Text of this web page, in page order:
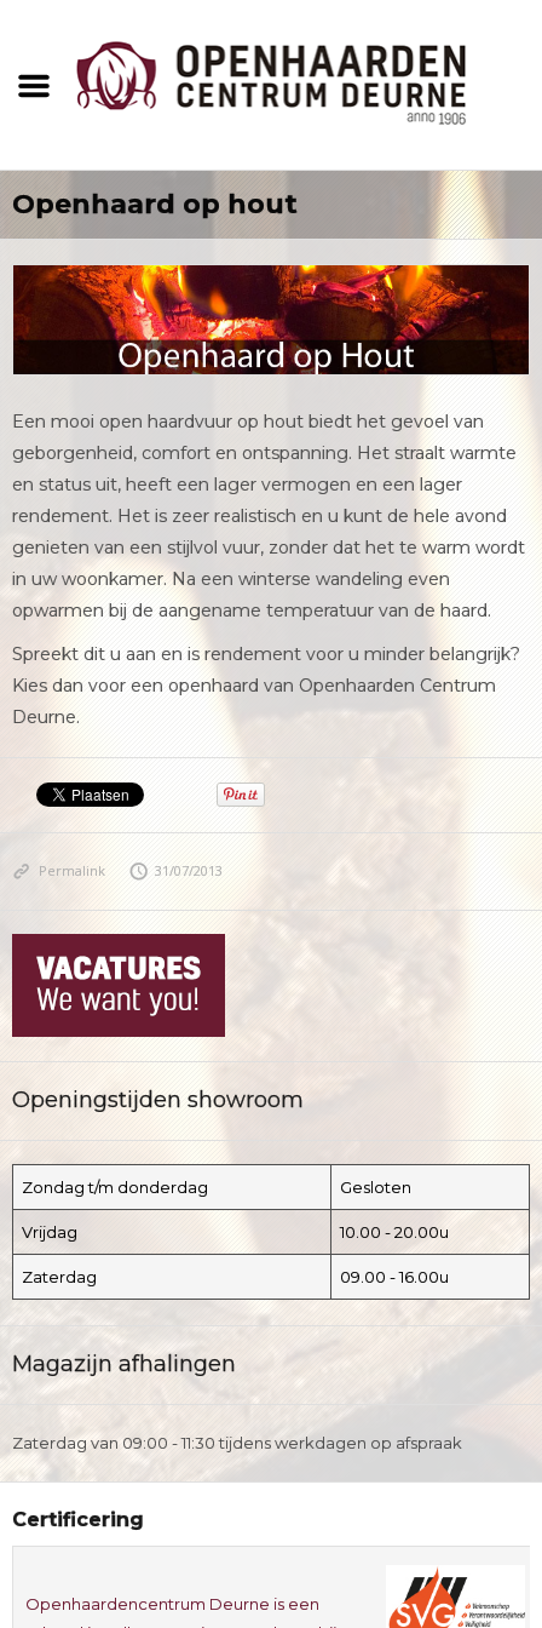
Openhaard op hout
Een mooi open haardvuur op hout biedt het gevoel van
geborgenheid, comfort en ontspanning. Het straalt warmte
en status uit, heeft een lager vermogen en een lager
rendement. Het is zeer realistisch en u kunt de hele avond
genieten van een stijlvol vuur, zonder dat het te warm wordt
in uw woonkamer. Na een winterse wandeling even
opwarmen bij de aangename temperatuur van de haard.
Spreekt dit u aan en is rendement voor u minder belangrijk?
Kies dan voor een openhaard van Openhaarden Centrum
Deurne.
Permalink 31/07/2013
Openingstijden showroom
Zondag t/m donderdag Gesloten
Vrijdag 10.00 - 20.00u
Zaterdag 09.00 - 16.00u
Magazijn afhalingen
Zaterdag van 09:00 - 11:30 tijdens werkdagen op afspraak
Certificering
Openhaardencentrum Deurne is een